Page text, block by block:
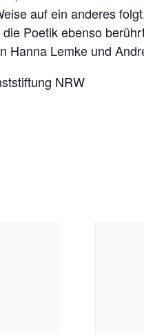
auf ein anderes
Poetik ebenso
Hanna Lemke und
NRW